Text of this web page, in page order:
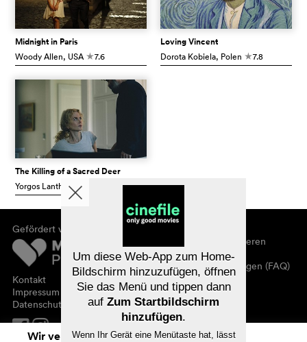
Midnight in Paris
Woody Allen, USA c7.6
Loving Vincent
Dorota Kobiela, Polen c7.8
The Killing of a Sacred Deer
Yorgos Lanthimos, GB
Gefördert von
Kontakt
Impressum
Datenschutz
Registrieren/abonnieren
Newsletter
Häufig gestellte Fragen (FAQ)
Gutscheine
Wir verwenden Cookies. Mit dem
Um diese Web-App zum Home-
Bildschirm hinzuzufügen, öffnen
Sie das Menü und tippen dann
auf Zum Startbildschirm
hinzufügen.
Wenn Ihr Gerät eine Menütaste hat, lässt